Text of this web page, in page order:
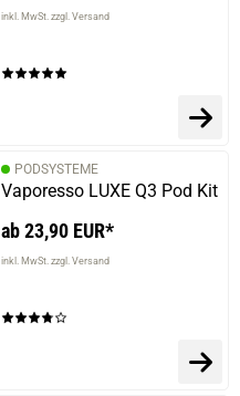
inkl. MwSt. zzgl. Versand
PODSYSTEME
Vaporesso LUXE Q3 Pod Kit
ab 23,90 EUR*
inkl. MwSt. zzgl. Versand